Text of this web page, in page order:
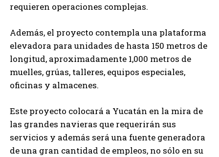
requieren operaciones complejas.
Además, el proyecto contempla una plataforma
elevadora para unidades de hasta 150 metros de
longitud, aproximadamente 1,000 metros de
muelles, grúas, talleres, equipos especiales,
oficinas y almacenes.
Este proyecto colocará a Yucatán en la mira de
las grandes navieras que requerirán sus
servicios y además será una fuente generadora
de una gran cantidad de empleos, no sólo en su